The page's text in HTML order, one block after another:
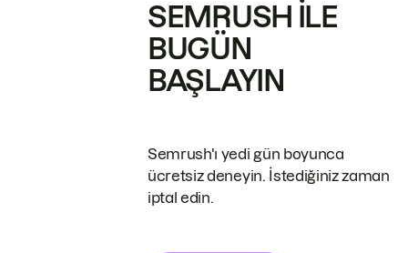
SEMRUSH ILE
BUGÜN
BAŞLAYIN
Semrush'ı yedi gün boyunca
ücretsiz deneyin. İstediğiniz zaman
iptal edin.